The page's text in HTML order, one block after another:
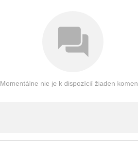
Momentálne nie je k dispozícií žiaden